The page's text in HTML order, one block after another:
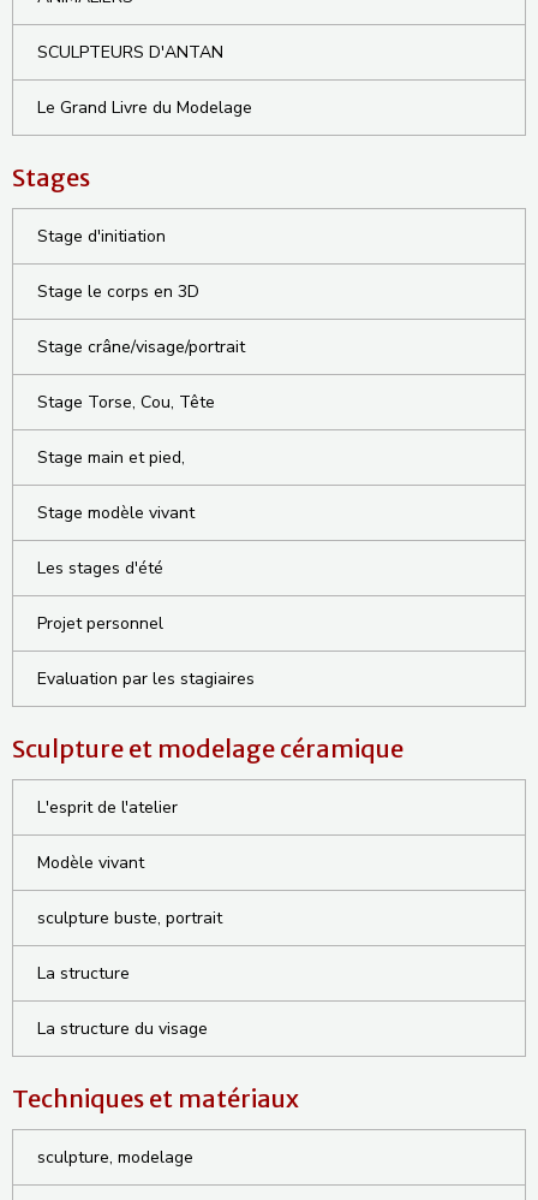
SCULPTEURS D'ANTAN
Le Grand Livre du Modelage
Stages
Stage d'initiation
Stage le corps en 3D
Stage crâne/visage/portrait
Stage Torse, Cou, Tête
Stage main et pied,
Stage modèle vivant
Les stages d'été
Projet personnel
Evaluation par les stagiaires
Sculpture et modelage céramique
L'esprit de l'atelier
Modèle vivant
sculpture buste, portrait
La structure
La structure du visage
Techniques et matériaux
sculpture, modelage